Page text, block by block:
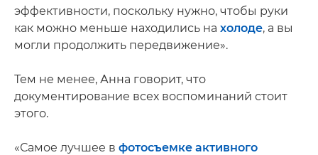
эффективности, поскольку нужно, чтобы руки
как можно меньше находились на холоде, а вы
могли продолжить передвижение».
Тем не менее, Анна говорит, что
документирование всех воспоминаний стоит
этого.
«Самое лучшее в фотосъемке активного